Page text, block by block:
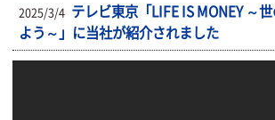
2025/3/4 テレビ東京「LIFE IS MONEY ～
よう～」に当社が紹介されました